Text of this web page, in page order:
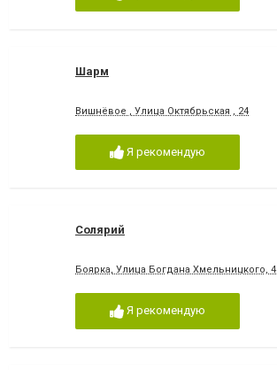
Шарм
Вишнёвое , Улица Октябрьская , 24
Я рекомендую
Солярий
Боярка, Улица Богдана Хмельницкого,
Я рекомендую